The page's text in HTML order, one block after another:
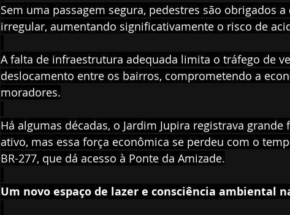
Sem uma passagem segura, pedestres são obrigados
irregular, aumentando significativamente o risco de
A falta de infraestrutura adequada limita o tráfego de
deslocamento entre os bairros, comprometendo a
moradores.
Há algumas décadas, o Jardim Jupira registrava
ativo, mas essa força econômica se perdeu com o
BR-277, que dá acesso à Ponte da Amizade.
Um novo espaço de lazer e consciência ambiental